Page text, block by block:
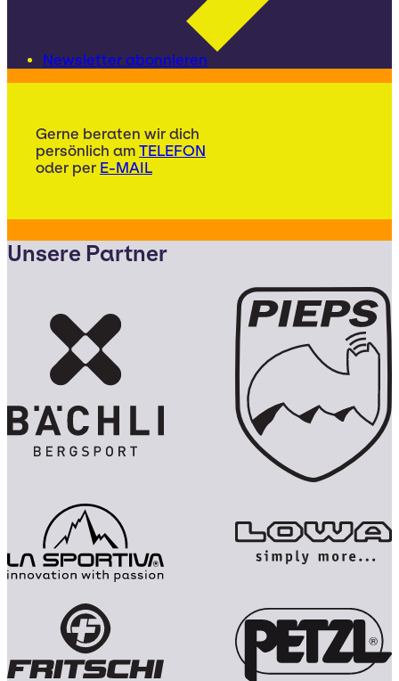
Newsletter abonnieren
Gerne beraten wir dich
persönlich am TELEFON
oder per E-MAIL
Unsere Partner